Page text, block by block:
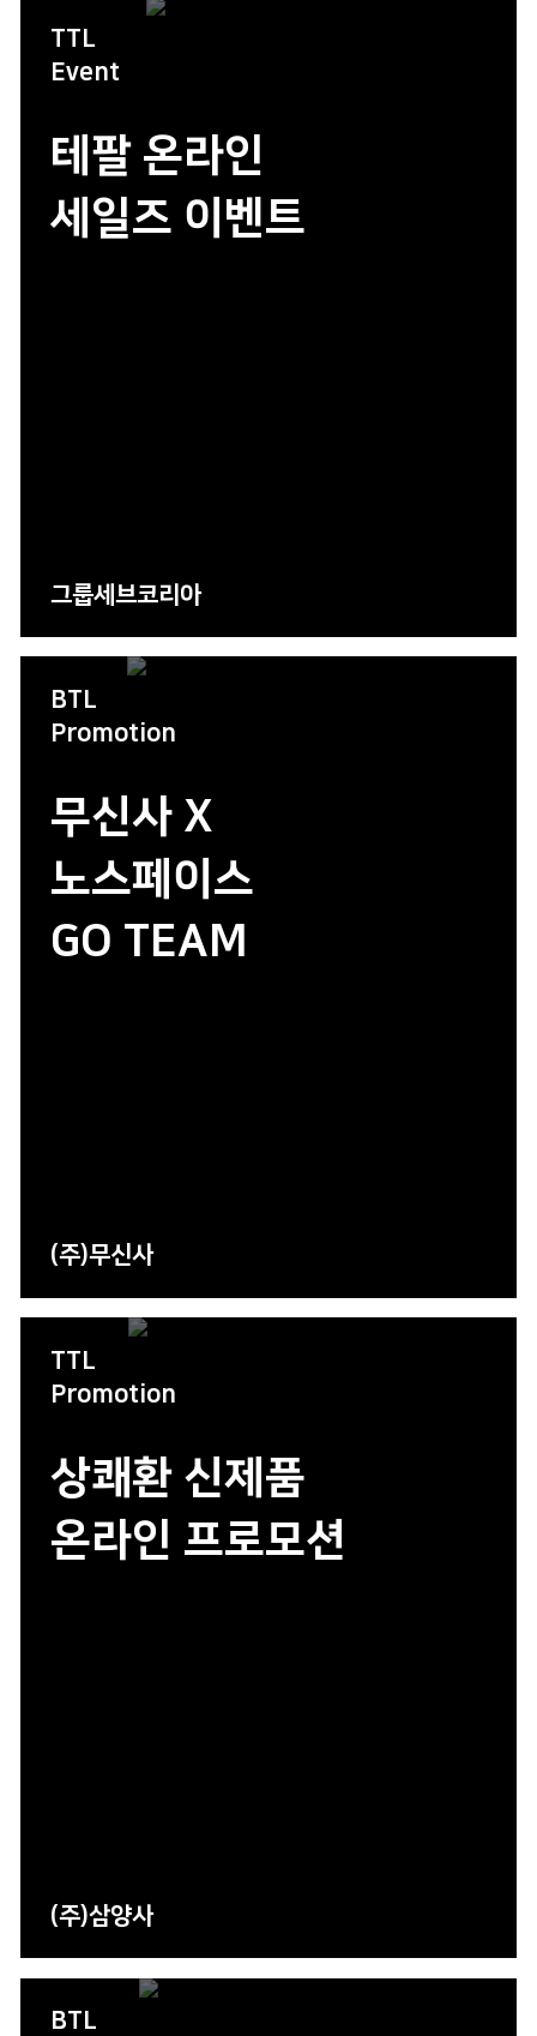
TTL
Event
테팔 온라인
세일즈 이벤트
그룹세브코리아
BTL
Promotion
무신사 X
노스페이스
GO TEAM
(주)무신사
TTL
Promotion
상쾌환 신제품
온라인 프로모션
(주)삼양사
BTL